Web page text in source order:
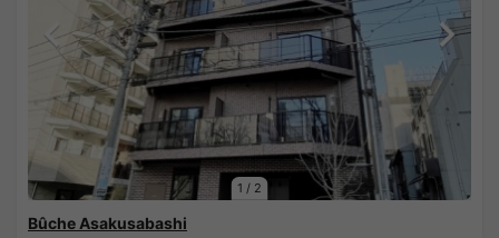
1 / 2
Bûche Asakusabashi